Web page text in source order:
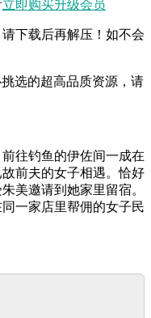
立即购买升级会员
下载后再解压！如不会
选的超高品质资源，请
往钓鱼的伊佐间一成在
前夫的女子相遇。恰好
美邀请到她家里留宿。
一家店里帮佣的女子民